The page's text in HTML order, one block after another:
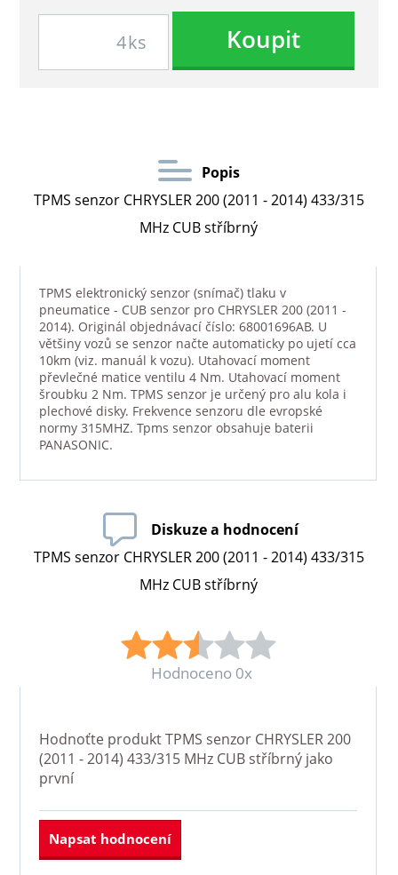
ks Koupit
Popis
TPMS senzor CHRYSLER 200 (2011 - 2014) 433/315
MHz CUB stříbrný
TPMS elektronický senzor (snímač) tlaku v
pneumatice - CUB senzor pro CHRYSLER 200 (2011 -
2014). Originál objednávací číslo: 68001696AB. U
většiny vozů se senzor načte automaticky po ujetí cca
10km (viz. manuál k vozu). Utahovací moment
převlečné matice ventilu 4 Nm. Utahovací moment
šroubku 2 Nm. TPMS senzor je určený pro alu kola i
plechové disky. Frekvence senzoru dle evropské
normy 315MHZ. Tpms senzor obsahuje baterii
PANASONIC.
Diskuze a hodnocení
TPMS senzor CHRYSLER 200 (2011 - 2014) 433/315
MHz CUB stříbrný
Hodnoceno 0x
Hodnoťte produktTPMS senzor CHRYSLER 200
(2011 - 2014) 433/315 MHz CUB stříbrnýjako
první
Napsat hodnocení